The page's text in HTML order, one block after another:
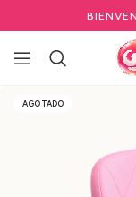
Inicio Mobiliario
AGOTADO